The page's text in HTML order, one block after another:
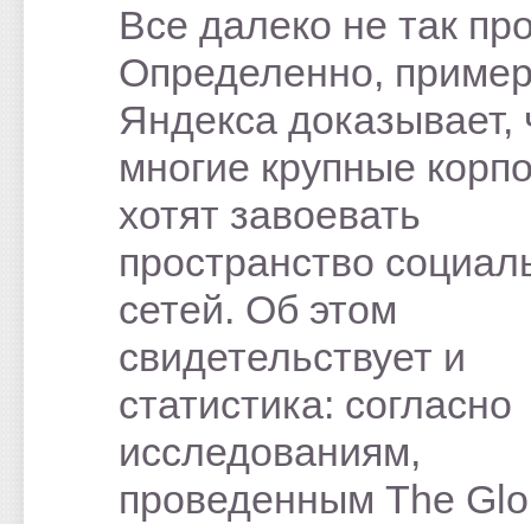
Все далеко не так
Определенно,
Яндекса доказывает,
многие крупные
хотят завоевать
пространство
сетей. Об этом
свидетельствует и
статистика: согласно
исследованиям,
проведенным The